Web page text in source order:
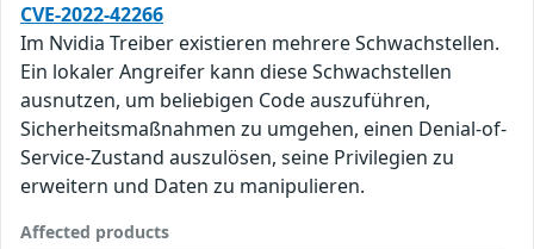
CVE-2022-42266
Im Nvidia Treiber existieren mehrere Schwachstellen.
Ein lokaler Angreifer kann diese Schwachstellen
ausnutzen, um beliebigen Code auszuführen,
Sicherheitsmaßnahmen zu umgehen, einen Denial-of-
Service-Zustand auszulösen, seine Privilegien zu
erweitern und Daten zu manipulieren.
Affected products